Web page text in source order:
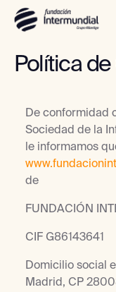
Política
De conformidad
Sociedad de la
le informamos
de
FUNDACIÓN
CIF G86143641
Domicilio social
Madrid, CP